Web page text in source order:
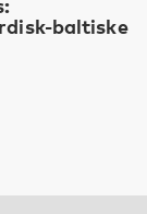
baltiske